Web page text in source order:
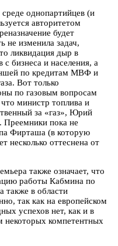
однопартийцев (и
авторитетом
будет
не изменила задач,
ликвидация дыр в
бизнеса и населения, а
по кредитам МВФ и
Вот только
по газовым вопросам
министр топлива и
за «газ», Юрий
Преемники пока не
Фирташа (в которую
несколько оттеснена от
также означает, что
работы Кабмина по
также в области
так как на европейском
успехов нет, как и в
некоторых компетентных